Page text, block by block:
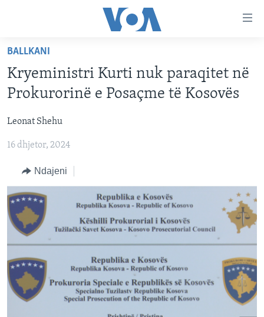
faqen
kryesore
Kalo
tek
faqja
Kalo
kërkimi
KATEGORITË
BALLKANI
EVROPA
BOTA
MJEDISI
KULTURË
SHKENCË DHE TEKNOLOGJI
INTERVISTA
DITARI
FOLLOW US
Gjuhët
BALLKANI
Kryeministri Kurti nuk paraqitet në
Prokurorinë e Posaçme të Kosovës
Leonat Shehu
16 dhjetor, 2024
Ndajeni